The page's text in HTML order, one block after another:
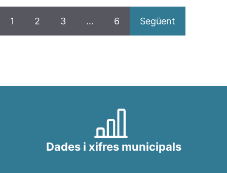
1 2 3 … 6 Següent
Dades i xifres municipals